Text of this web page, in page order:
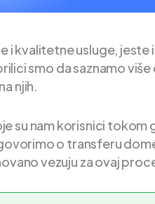
i kvalitetne usluge, jeste
smo da saznamo
njih.
su nam korisnici tokom
o transferu
vezuju za ovaj